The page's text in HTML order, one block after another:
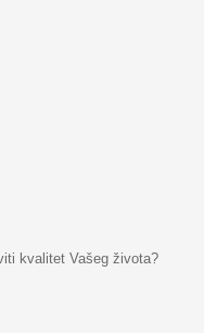
kvalitet Vašeg života?